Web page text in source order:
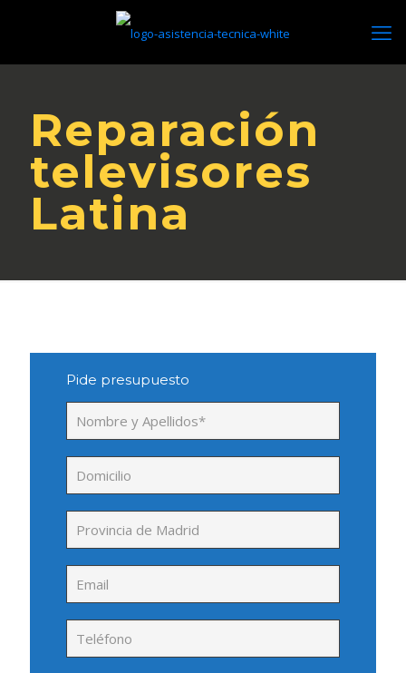
Reparación
televisores
Latina
Pide presupuesto